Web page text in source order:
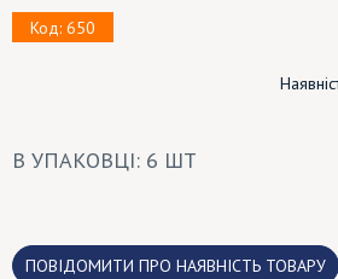
Код: 650
В УПАКОВЦІ: 6 ШТ
ПОВІДОМИТИ ПРО НАЯВНІСТЬ ТОВАРУ